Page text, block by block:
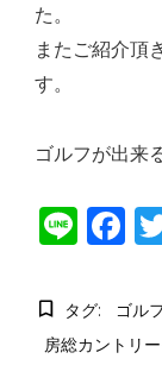
た。
またご紹介頂
す。
ゴルフが出来
Li
e
F
c
e
タグ: ゴル
房総カントリ